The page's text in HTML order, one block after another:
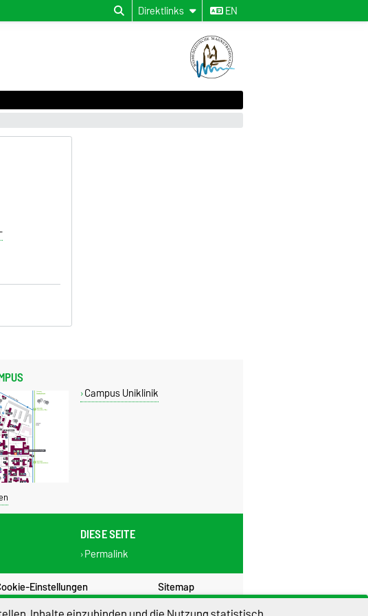
Direktlinks EN
Campus Uniklinik
DIESE SEITE
Permalink
Einstellungen Sitemap